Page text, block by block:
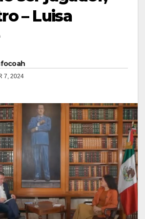
– Luisa
7, 2024